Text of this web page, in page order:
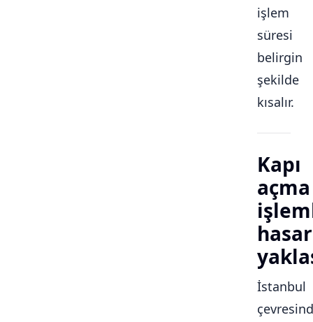
işlem
süresi
belirgin
şekilde
kısalır.
Kapı
açma
İstanbul